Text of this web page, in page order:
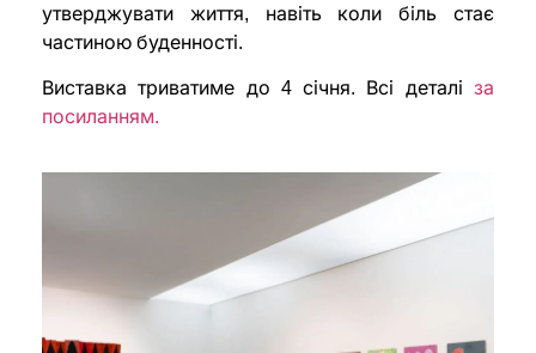
утверджувати життя, навіть коли біль стає
частиною буденності.
Виставка триватиме до 4 січня. Всі деталі за
посиланням.